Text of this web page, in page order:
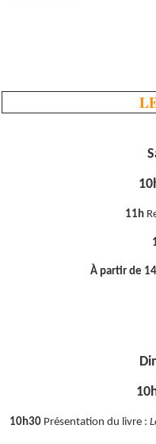
11h
À partir de
10h30 Présentation du livre :